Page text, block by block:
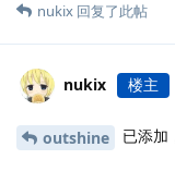
nukix 回复了此帖
nukix 楼主
outshine 已添加